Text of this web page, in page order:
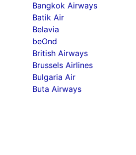
Bangkok Airways
Batik Air
Belavia
beOnd
British Airways
Brussels Airlines
Bulgaria Air
Buta Airways